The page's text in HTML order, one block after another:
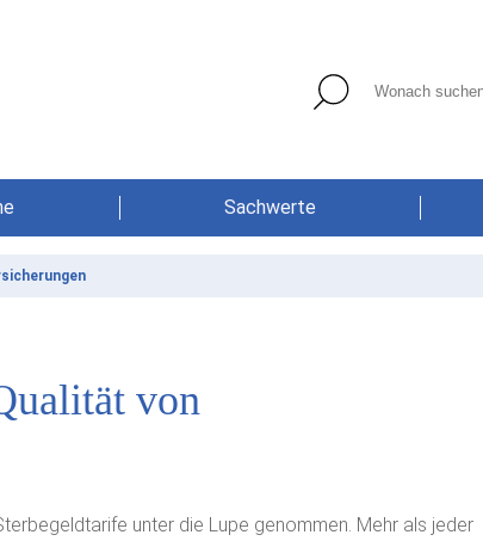
Sachwerte
von
unter die Lupe genommen. Mehr als jeder